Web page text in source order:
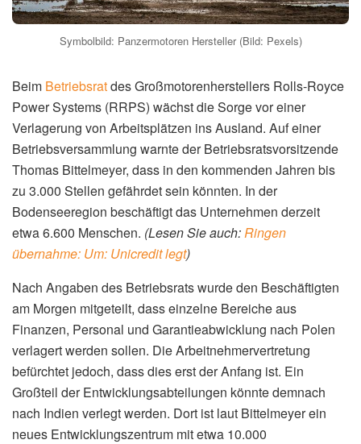
Symbolbild: Panzermotoren Hersteller (Bild: Pexels)
Beim Betriebsratdes Großmotorenherstellers Rolls-Royce
Power Systems (RRPS) wächst die Sorge vor einer
Verlagerung von Arbeitsplätzen ins Ausland. Auf einer
Betriebsversammlung warnte der Betriebsratsvorsitzende
Thomas Bittelmeyer, dass in den kommenden Jahren bis
zu 3.000 Stellen gefährdet sein könnten. In der
Bodenseeregion beschäftigt das Unternehmen derzeit
etwa 6.600 Menschen. (Lesen Sie auch:Ringen
übernahme: Um: Unicredit legt)
Nach Angaben des Betriebsrats wurde den Beschäftigten
am Morgen mitgeteilt, dass einzelne Bereiche aus
Finanzen, Personal und Garantieabwicklung nach Polen
verlagert werden sollen. Die Arbeitnehmervertretung
befürchtet jedoch, dass dies erst der Anfang ist. Ein
Großteil der Entwicklungsabteilungen könnte demnach
nach Indien verlegt werden. Dort ist laut Bittelmeyer ein
neues Entwicklungszentrum mit etwa 10.000